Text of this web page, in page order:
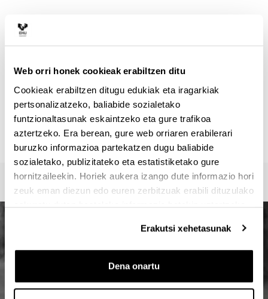
Web orri honek cookieak erabiltzen ditu
Cookieak erabiltzen ditugu edukiak eta iragarkiak
pertsonalizatzeko, baliabide sozialetako
funtzionaltasunak eskaintzeko eta gure trafikoa
aztertzeko. Era berean, gure web orriaren erabilerari
buruzko informazioa partekatzen dugu baliabide
sozialetako, publizitateko eta estatistiketako gure
hornitzaileekin. Horiek aukera izango dute informazio hori
zeuk eman diezun edo euren zerbitzuak erabili dituzulako
eskuratu duten bestelako informazio batekin uztartzeko.
Erakutsi xehetasunak
Dena onartu
Masterraren arduraduna :
VEGA BAYO, AINHOA
Master Idazkaritza / Secretaría Máster / Master
Secretariat
oficina-master.fee@ehu.eus
946017082 / 7113 / 3687